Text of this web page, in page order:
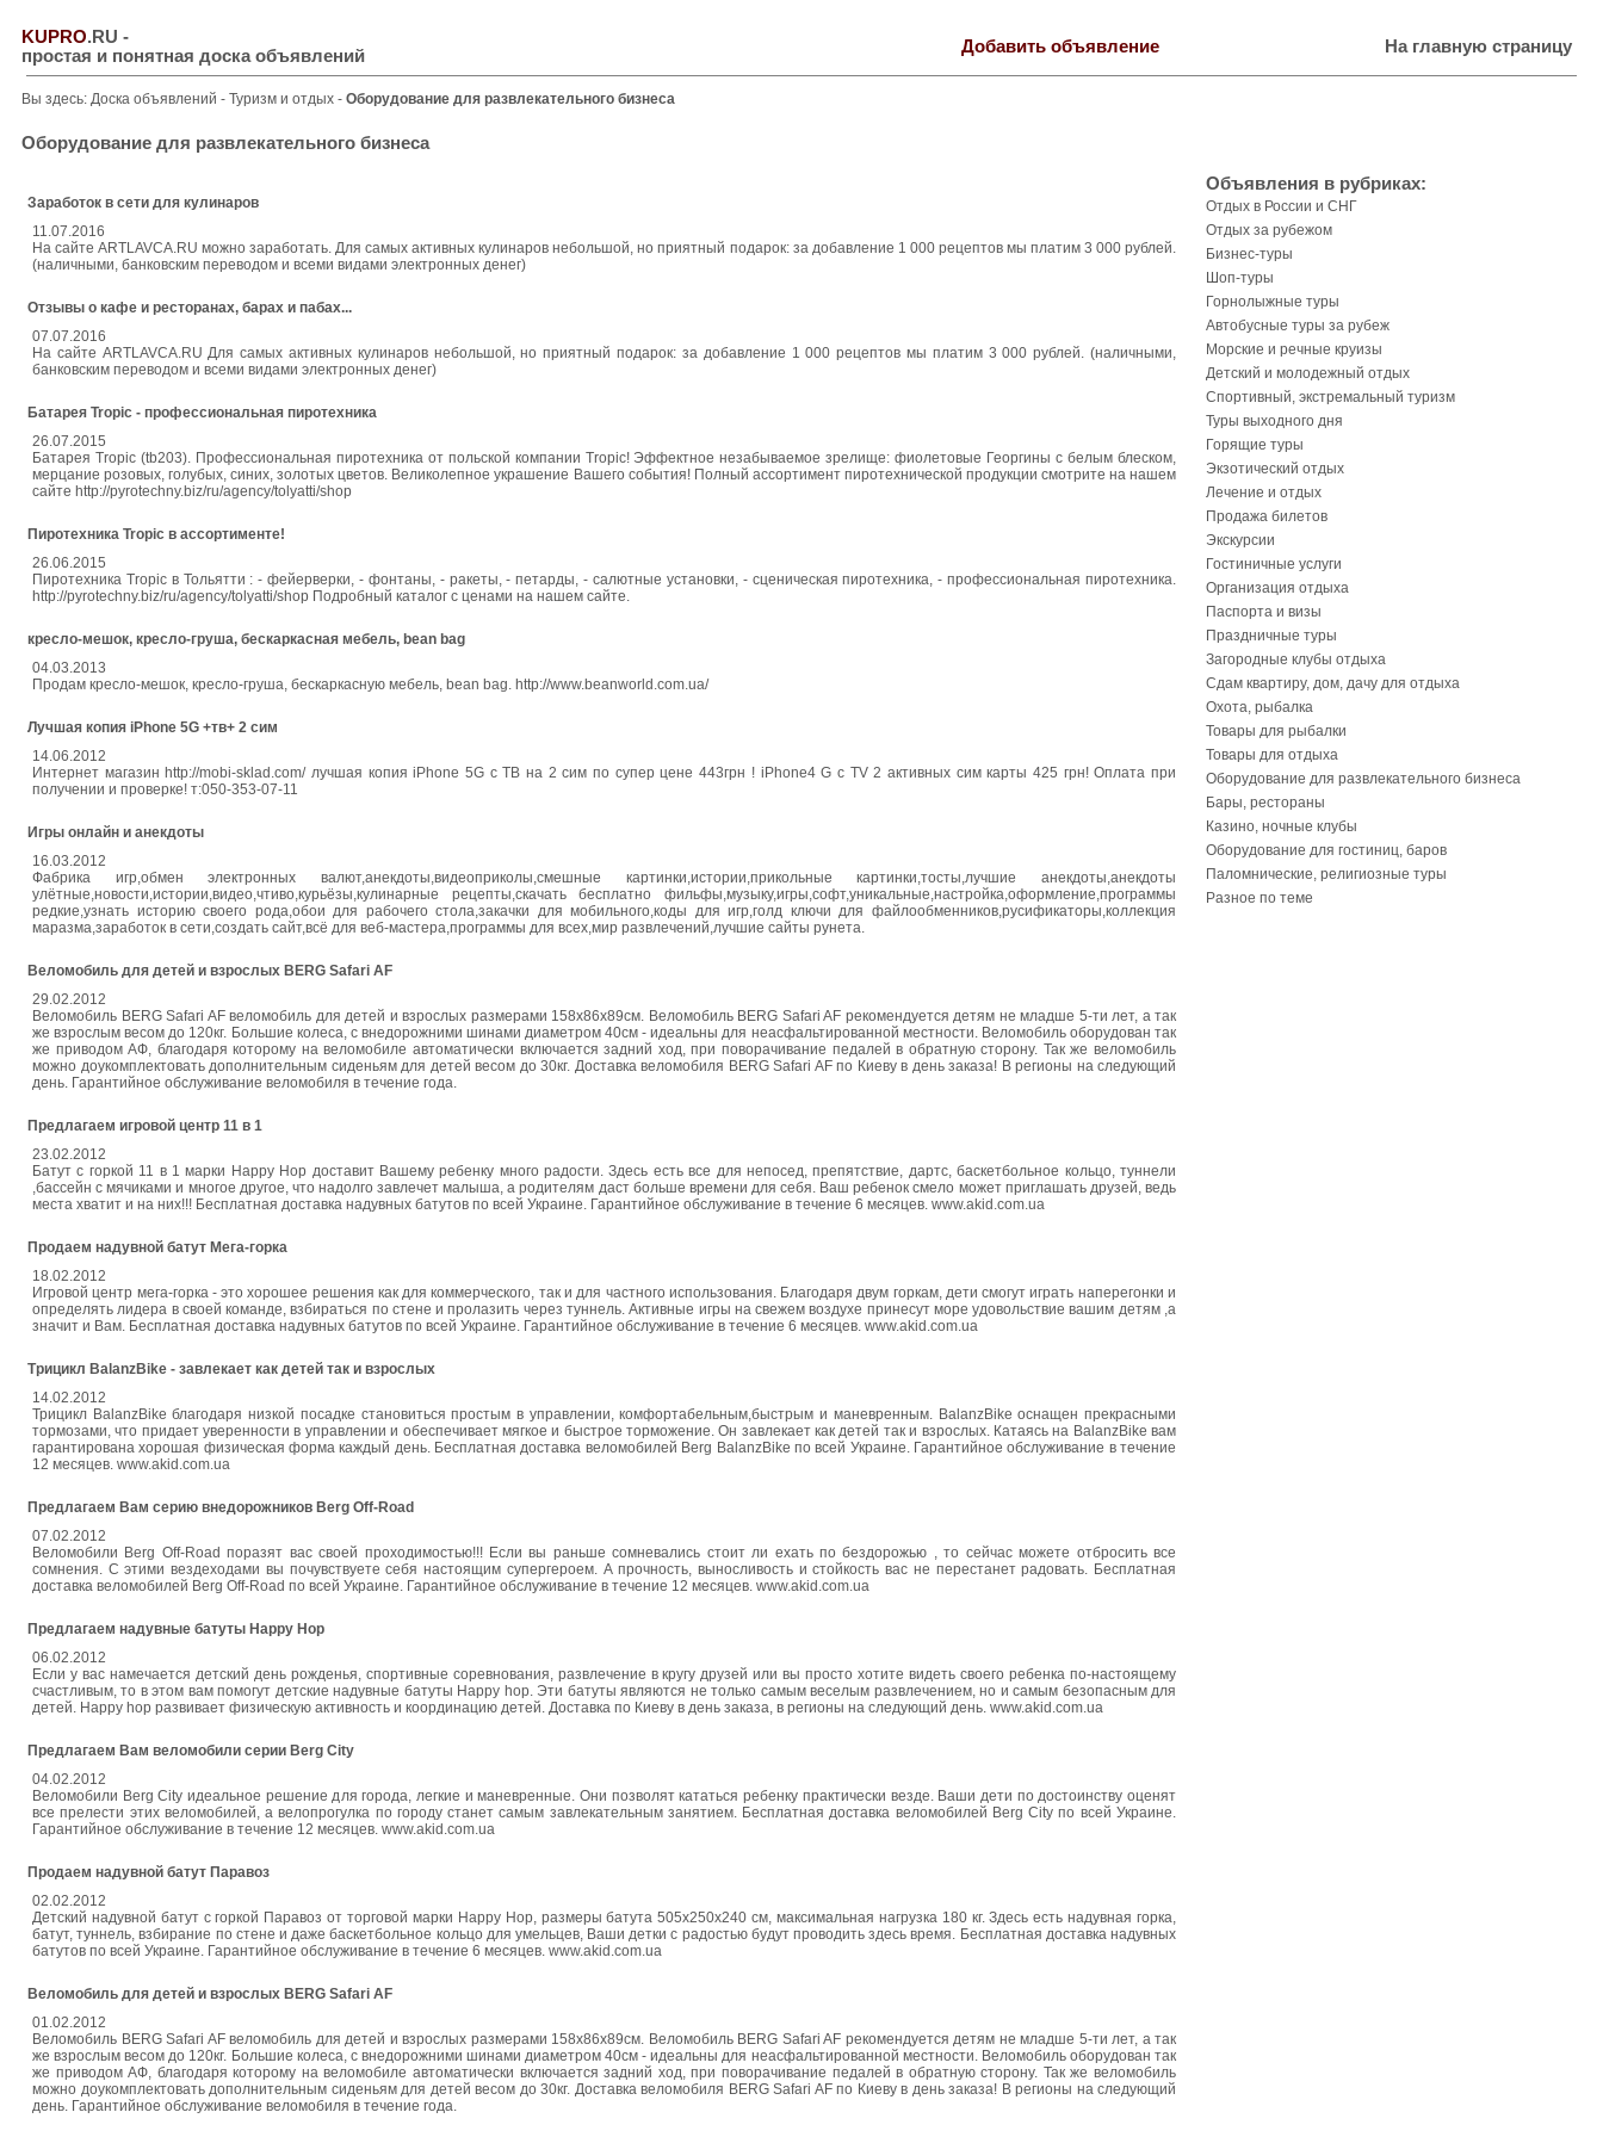
KUPRO.RU -
простая и понятная доска объявлений
Добавить объявление На главную страницу
Вы здесь: Доска объявлений - Туризм и отдых - Оборудование для развлекательного бизнеса
Оборудование для развлекательного бизнеса
Заработок в сети для кулинаров
11.07.2016
На сайте ARTLAVCA.RU можно заработать. Для самых активных кулинаров небольшой, но приятный подарок: за добавление 1 000 рецептов мы платим 3 000 рублей.
(наличными, банковским переводом и всеми видами электронных денег)
Отзывы о кафе и ресторанах, барах и пабах...
07.07.2016
На сайте ARTLAVCA.RU Для самых активных кулинаров небольшой, но приятный подарок: за добавление 1 000 рецептов мы платим 3 000 рублей. (наличными,
банковским переводом и всеми видами электронных денег)
Батарея Tropic - профессиональная пиротехника
26.07.2015
Батарея Tropic (tb203). Профессиональная пиротехника от польской компании Tropic! Эффектное незабываемое зрелище: фиолетовые Георгины с белым блеском,
мерцание розовых, голубых, синих, золотых цветов. Великолепное украшение Вашего события! Полный ассортимент пиротехнической продукции смотрите на нашем
сайте http://pyrotechny.biz/ru/agency/tolyatti/shop
Пиротехника Tropic в ассортименте!
26.06.2015
Пиротехника Tropic в Тольятти : - фейерверки, - фонтаны, - ракеты, - петарды, - салютные установки, - сценическая пиротехника, - профессиональная пиротехника.
http://pyrotechny.biz/ru/agency/tolyatti/shop Подробный каталог с ценами на нашем сайте.
кресло-мешок, кресло-груша, бескаркасная мебель, bean bag
04.03.2013
Продам кресло-мешок, кресло-груша, бескаркасную мебель, bean bag. http://www.beanworld.com.ua/
Лучшая копия iPhone 5G +тв+ 2 сим
14.06.2012
Интернет магазин http://mobi-sklad.com/ лучшая копия iPhone 5G с ТВ на 2 сим по супер цене 443грн ! iPhone4 G c TV 2 активных сим карты 425 грн! Оплата при
получении и проверке! т:050-353-07-11
Игры онлайн и анекдоты
16.03.2012
Фабрика игр,обмен электронных валют,анекдоты,видеоприколы,смешные картинки,истории,прикольные картинки,тосты,лучшие анекдоты,анекдоты
улётные,новости,истории,видео,чтиво,курьёзы,кулинарные рецепты,скачать бесплатно фильфы,музыку,игры,софт,уникальные,настройка,оформление,программы
редкие,узнать историю своего рода,обои для рабочего стола,закачки для мобильного,коды для игр,голд ключи для файлообменников,русификаторы,коллекция
маразма,заработок в сети,создать сайт,всё для веб-мастера,программы для всех,мир развлечений,лучшие сайты рунета.
Веломобиль для детей и взрослых BERG Safari AF
29.02.2012
Веломобиль BERG Safari AF веломобиль для детей и взрослых размерами 158х86х89см. Веломобиль BERG Safari AF рекомендуется детям не младше 5-ти лет, а так
же взрослым весом до 120кг. Большие колеса, с внедорожними шинами диаметром 40см - идеальны для неасфальтированной местности. Веломобиль оборудован так
же приводом АФ, благодаря которому на веломобиле автоматически включается задний ход, при поворачивание педалей в обратную сторону. Так же веломобиль
можно доукомплектовать дополнительным сиденьям для детей весом до 30кг. Доставка веломобиля BERG Safari AF по Киеву в день заказа! В регионы на следующий
день. Гарантийное обслуживание веломобиля в течение года.
Предлагаем игровой центр 11 в 1
23.02.2012
Батут с горкой 11 в 1 марки Нарру Нор доставит Вашему ребенку много радости. Здесь есть все для непосед, препятствие, дартс, баскетбольное кольцо, туннели
,бассейн с мячиками и многое другое, что надолго завлечет малыша, а родителям даст больше времени для себя. Ваш ребенок смело может приглашать друзей, ведь
места хватит и на них!!! Бесплатная доставка надувных батутов по всей Украине. Гарантийное обслуживание в течение 6 месяцев. www.akid.com.ua
Продаем надувной батут Мега-горка
18.02.2012
Игровой центр мега-горка - это хорошее решения как для коммерческого, так и для частного использования. Благодаря двум горкам, дети смогут играть наперегонки и
определять лидера в своей команде, взбираться по стене и пролазить через туннель. Активные игры на свежем воздухе принесут море удовольствие вашим детям ,а
значит и Вам. Бесплатная доставка надувных батутов по всей Украине. Гарантийное обслуживание в течение 6 месяцев. www.akid.com.ua
Трицикл BalanzBike - завлекает как детей так и взрослых
14.02.2012
Трицикл BalanzBike благодаря низкой посадке становиться простым в управлении, комфортабельным,быстрым и маневренным. BalanzBike оснащен прекрасными
тормозами, что придает уверенности в управлении и обеспечивает мягкое и быстрое торможение. Он завлекает как детей так и взрослых. Катаясь на BalanzBike вам
гарантирована хорошая физическая форма каждый день. Бесплатная доставка веломобилей Berg BalanzBike по всей Украине. Гарантийное обслуживание в течение
12 месяцев. www.akid.com.ua
Предлагаем Вам серию внедорожников Berg Off-Road
07.02.2012
Веломобили Berg Off-Road поразят вас своей проходимостью!!! Если вы раньше сомневались стоит ли ехать по бездорожью , то сейчас можете отбросить все
сомнения. С этими вездеходами вы почувствуете себя настоящим супергероем. А прочность, выносливость и стойкость вас не перестанет радовать. Бесплатная
доставка веломобилей Berg Off-Road по всей Украине. Гарантийное обслуживание в течение 12 месяцев. www.akid.com.ua
Предлагаем надувные батуты Happy Hop
06.02.2012
Если у вас намечается детский день рожденья, спортивные соревнования, развлечение в кругу друзей или вы просто хотите видеть своего ребенка по-настоящему
счастливым, то в этом вам помогут детские надувные батуты Happy hop. Эти батуты являются не только самым веселым развлечением, но и самым безопасным для
детей. Happy hop развивает физическую активность и координацию детей. Доставка по Киеву в день заказа, в регионы на следующий день. www.akid.com.ua
Предлагаем Вам веломобили серии Berg City
04.02.2012
Веломобили Berg City идеальное решение для города, легкие и маневренные. Они позволят кататься ребенку практически везде. Ваши дети по достоинству оценят
все прелести этих веломобилей, а велопрогулка по городу станет самым завлекательным занятием. Бесплатная доставка веломобилей Berg City по всей Украине.
Гарантийное обслуживание в течение 12 месяцев. www.akid.com.ua
Продаем надувной батут Паравоз
02.02.2012
Детский надувной батут с горкой Паравоз от торговой марки Нарру Нор, размеры батута 505х250х240 см, максимальная нагрузка 180 кг. Здесь есть надувная горка,
батут, туннель, взбирание по стене и даже баскетбольное кольцо для умельцев, Ваши детки с радостью будут проводить здесь время. Бесплатная доставка надувных
батутов по всей Украине. Гарантийное обслуживание в течение 6 месяцев. www.akid.com.ua
Веломобиль для детей и взрослых BERG Safari AF
01.02.2012
Веломобиль BERG Safari AF веломобиль для детей и взрослых размерами 158х86х89см. Веломобиль BERG Safari AF рекомендуется детям не младше 5-ти лет, а так
же взрослым весом до 120кг. Большие колеса, с внедорожними шинами диаметром 40см - идеальны для неасфальтированной местности. Веломобиль оборудован так
же приводом АФ, благодаря которому на веломобиле автоматически включается задний ход, при поворачивание педалей в обратную сторону. Так же веломобиль
можно доукомплектовать дополнительным сиденьям для детей весом до 30кг. Доставка веломобиля BERG Safari AF по Киеву в день заказа! В регионы на следующий
день. Гарантийное обслуживание веломобиля в течение года.
Объявления в рубриках:
Отдых в России и СНГ
Отдых за рубежом
Бизнес-туры
Шоп-туры
Горнолыжные туры
Автобусные туры за рубеж
Морские и речные круизы
Детский и молодежный отдых
Спортивный, экстремальный туризм
Туры выходного дня
Горящие туры
Экзотический отдых
Лечение и отдых
Продажа билетов
Экскурсии
Гостиничные услуги
Организация отдыха
Паспорта и визы
Праздничные туры
Загородные клубы отдыха
Сдам квартиру, дом, дачу для отдыха
Охота, рыбалка
Товары для рыбалки
Товары для отдыха
Оборудование для развлекательного бизнеса
Бары, рестораны
Казино, ночные клубы
Оборудование для гостиниц, баров
Паломнические, религиозные туры
Разное по теме